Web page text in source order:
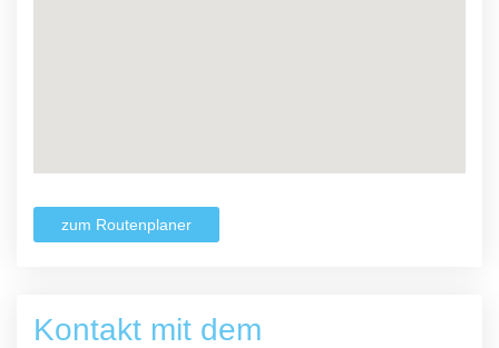
zum Routenplaner
Kontakt mit dem